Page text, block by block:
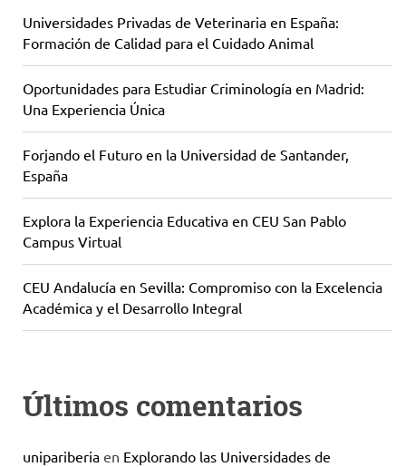
Universidades Privadas de Veterinaria en España:
Formación de Calidad para el Cuidado Animal
Oportunidades para Estudiar Criminología en Madrid:
Una Experiencia Única
Forjando el Futuro en la Universidad de Santander,
España
Explora la Experiencia Educativa en CEU San Pablo
Campus Virtual
CEU Andalucía en Sevilla: Compromiso con la Excelencia
Académica y el Desarrollo Integral
Últimos comentarios
unipariberia en Explorando las Universidades de